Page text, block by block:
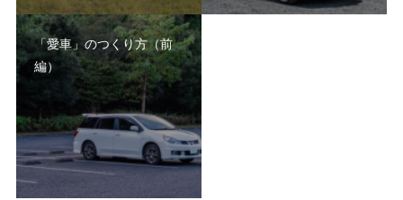
「愛車」のつくり方（前
編）